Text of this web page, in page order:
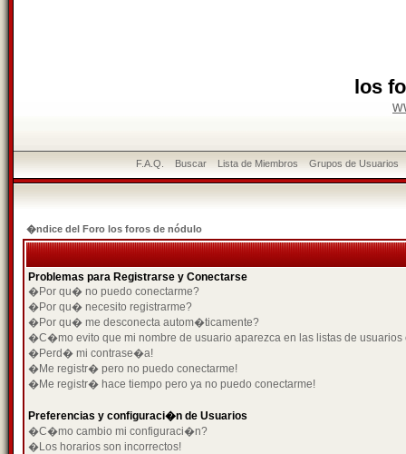
los
F.A.Q. Buscar Lista de Miembros Grupos de Usuarios
�ndice del Foro los foros de nódulo
Problemas para Registrarse y Conectarse
�Por qu� no puedo conectarme?
�Por qu� necesito registrarme?
�Por qu� me desconecta autom�ticamente?
�C�mo evito que mi nombre de usuario aparezca en las listas de usuarios
�Perd� mi contrase�a!
�Me registr� pero no puedo conectarme!
�Me registr� hace tiempo pero ya no puedo conectarme!
Preferencias y configuraci�n de Usuarios
�C�mo cambio mi configuraci�n?
�Los horarios son incorrectos!